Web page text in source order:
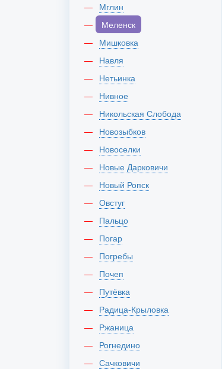
Мглин
Меленск
Мишковка
Навля
Нетьинка
Нивное
Никольская Слобода
Новозыбков
Новоселки
Новые Дарковичи
Новый Ропск
Овстуг
Пальцо
Погар
Погребы
Почеп
Путёвка
Радица-Крыловка
Ржаница
Рогнедино
Сачковичи